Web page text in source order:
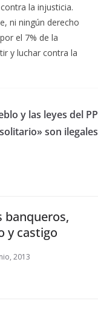
la injusticia.
ni ningún derecho
el 7% de la
y luchar contra la
y las leyes del PP
son ilegales
banqueros,
y castigo
2013